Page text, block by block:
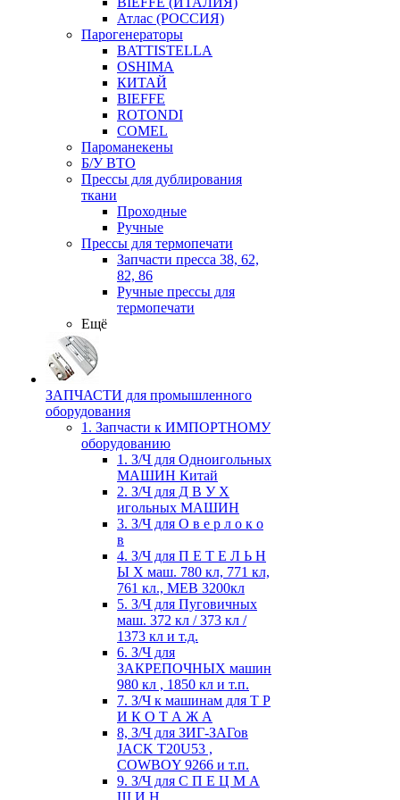
Атлас (РОССИЯ)
Парогенераторы
BATTISTELLA
OSHIMA
КИТАЙ
BIEFFE
ROTONDI
COMEL
Пароманекены
Б/У ВТО
Прессы для дублирования
ткани
Проходные
Ручные
Прессы для термопечати
Запчасти пресса 38, 62,
82, 86
Ручные прессы для
термопечати
Ещё
ЗАПЧАСТИ для промышленного
оборудования
1. Запчасти к ИМПОРТНОМУ
оборудованию
1. З/Ч для Одноигольных
МАШИН Китай
2. З/Ч для Д В У Х
игольных МАШИН
3. З/Ч для О в е р л о к о
в
4. З/Ч для П Е Т Е Л Ь Н
Ы Х маш. 780 кл, 771 кл,
761 кл., MEB 3200кл
5. З/Ч для Пуговичных
маш. 372 кл / 373 кл /
1373 кл и т.д.
6. З/Ч для
ЗАКРЕПОЧНЫХ машин
980 кл , 1850 кл и т.п.
7. З/Ч к машинам для Т Р
И К О Т А Ж А
8, З/Ч для ЗИГ-ЗАГов
JACK Т20U53 ,
COWBOY 9266 и т.п.
9. З/Ч для С П Е Ц М А
Ш И Н